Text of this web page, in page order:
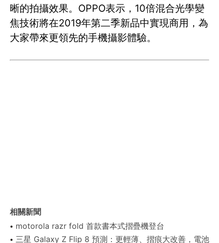
晰的拍攝效果。OPPO表示，10倍混合光學變
焦技術將在2019年第二季新品中實現商用，為
大家帶來更領先的手機攝影體驗。
相關新聞
motorola razr fold 首款書本式摺疊機登台
三星 Galaxy Z Flip 8 預測：更輕薄、摺痕大改善，電池